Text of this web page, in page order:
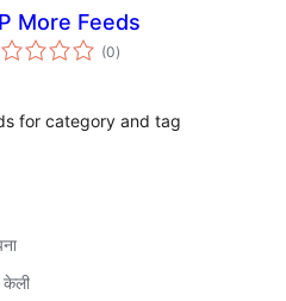
More Feeds
(0एकूण
मूल्यांकन
)
for category and tag